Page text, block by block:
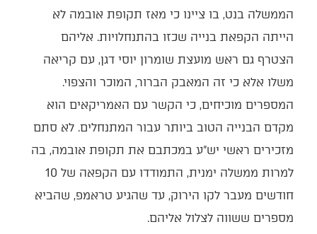
הממשלה בנט, בו ציינו כי מאז תקופת אובמה לא
הייתה הקפאת בנייה שכזו בהתנחלויות. אליהם
הצטרף גם ראש מועצת שומרון יוסי דגן, עם קריאה
משלו אלא כי זה המאבק הברור, המוכר והצפוי.
המספרים מוכיחים, כי הקשר עם האמריקאים הוא
מקדם הבנייה הטוב ביותר עבור המתנחלים. לא סתם
מזכירים ראשי יש"ע במכתבם את תקופת אובמה, בה
למרות ממשלה ימנית, התמודדו עם הקפאה של 10
חודשים מעבר לקו הירוק, עד שהגיע טראמפ, שהביא
מספרים ששווה לצלול אליהם.